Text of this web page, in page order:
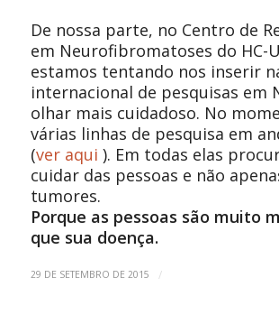
De nossa parte, no Centro de
em Neurofibromatoses do HC-
estamos tentando nos inserir
internacional de pesquisas em
olhar mais cuidadoso. No
várias linhas de pesquisa em
(ver aqui ). Em todas elas
cuidar das pessoas e não
tumores.
Porque as pessoas são muito
que sua doença.
29 DE SETEMBRO DE 2015 /